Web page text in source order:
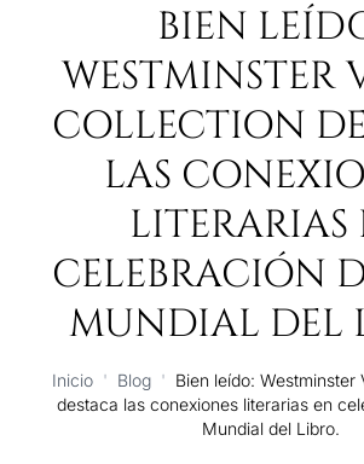
BIEN
WESTMINSTER
COLLECTION
LAS
LITERARIAS
CELEBRACIÓN
MUNDIAL DEL
Inicio ' Blog ' Bien leído: Westminster
destaca las conexiones literarias en
Mundial del Libro.